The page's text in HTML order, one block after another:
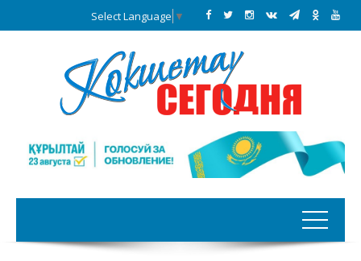
Select Language ▼